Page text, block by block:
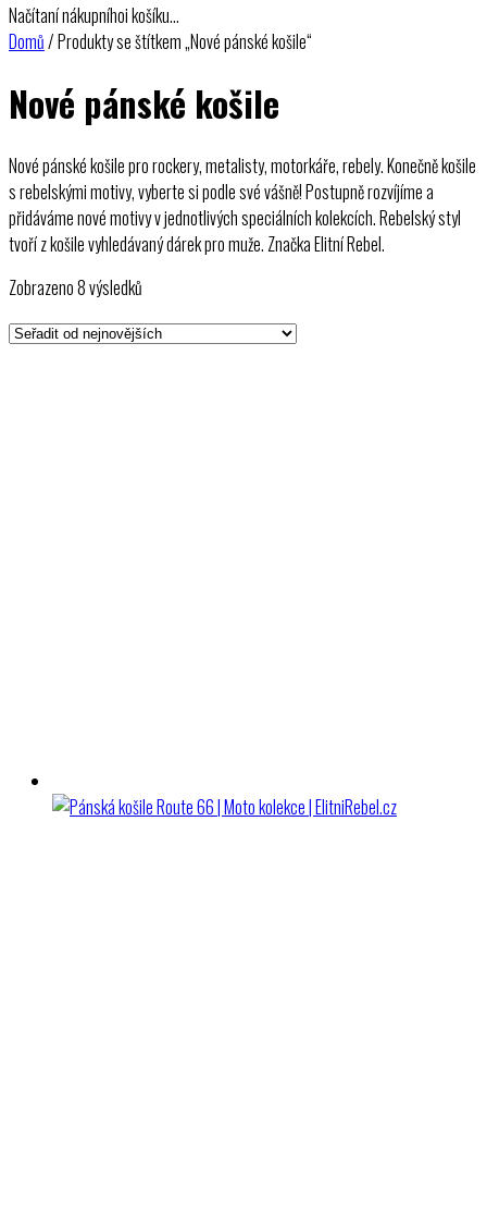
Načítaní nákupníhoi košíku…
Domů/ Produkty se štítkem „Nové pánské košile“
Nové pánské košile
Nové pánské košile pro rockery, metalisty, motorkáře, rebely. Konečně košile
s rebelskými motivy, vyberte si podle své vášně! Postupně rozvíjíme a
přidáváme nové motivy v jednotlivých speciálních kolekcích. Rebelský styl
tvoří z košile vyhledávaný dárek pro muže. Značka Elitní Rebel.
Zobrazeno 8 výsledků
nejnovějších